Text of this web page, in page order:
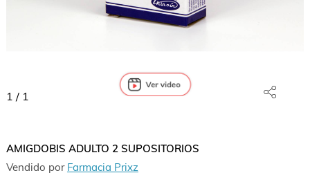
1 / 1
AMIGDOBIS ADULTO 2 SUPOSITORIOS
Vendido por Farmacia Prixz